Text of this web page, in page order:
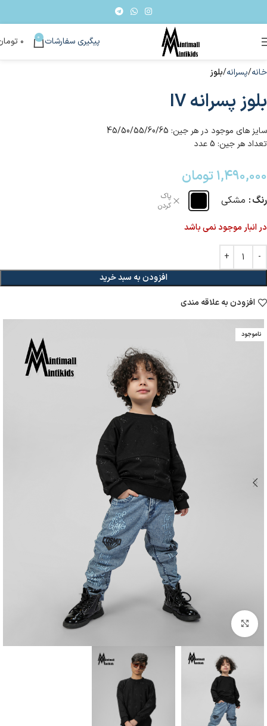
پیگیری سفارشات 0 ۰
خانه پسرانه بلوز
بلوز پسرانه IV
سایز های موجود در هر جین: 45/50/55/60/65
تعداد هر جین: 5 عدد
۱,۴۹۰,۰۰۰تومان
رنگ مشکی
پاک
کردن
در انبار موجود نمی باشد
افزودن به سبد خرید
افزودن به علاقه مندی
ناموجود
بزرگنمایی تصویر